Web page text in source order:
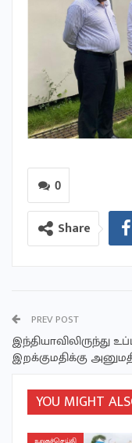
0
Share
PREV POST
இந்தியாவிலிருந்து
இறக்குமதிக்கு
YOU MIGHT